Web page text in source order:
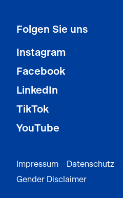
Folgen Sie uns
Instagram
Facebook
LinkedIn
TikTok
YouTube
Impressum Datenschutz
Gender Disclaimer